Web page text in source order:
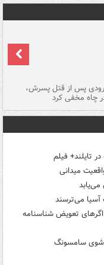
پس از قتل پسرش،
چاه مخفی کرد
میدانی
می‌یابد
آسیا می‌ترسند
اگرهای تعویض شناسنامه
سامسونگ